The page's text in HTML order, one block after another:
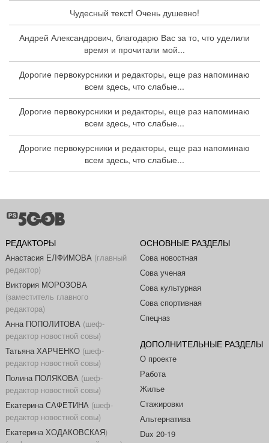
Чудесный текст! Очень душевно!
Андрей Александрович, благодарю Вас за то, что уделили
время и прочитали мой...
Дорогие первокурсники и редакторы, еще раз напоминаю
всем здесь, что слабые...
Дорогие первокурсники и редакторы, еще раз напоминаю
всем здесь, что слабые...
Дорогие первокурсники и редакторы, еще раз напоминаю
всем здесь, что слабые...
РЕДАКТОРЫ
Анастасия ЕЛФИМОВА(главный
редактор)
Виктория МОРОЗОВА
(заместитель главного
редактора)
Анна ПОПОЛИТОВА(шеф-
редактор новостной совы)
Татьяна ХАРЧЕНКО(шеф-
редактор новостной совы)
Полина ПОЛЯКОВА(шеф-
редактор новостной совы)
Екатерина САФЕТИНА(шеф-
редактор новостной совы)
Екатерина ХОДАКОВСКАЯ)
ОСНОВНЫЕ РАЗДЕЛЫ
Сова новостная
Сова ученая
Сова культурная
Сова спортивная
Спецназ
ДОПОЛНИТЕЛЬНЫЕ РАЗДЕЛЫ
О проекте
Работа
Жилье
Стажировки
Альтернатива
Dux 20-19